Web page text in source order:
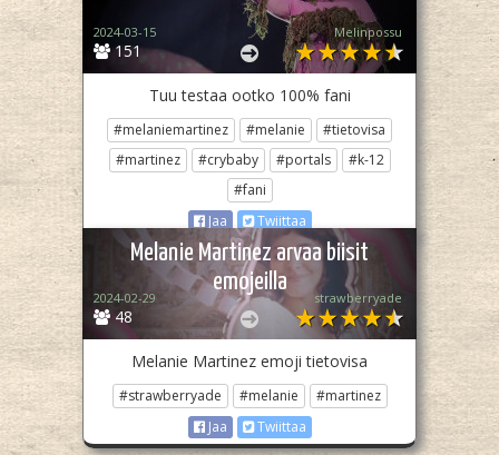
151
2024-03-15 Melinpossu
Tuu testaa ootko 100% fani
#melaniemartinez #melanie
#tietovisa
#martinez
#crybaby #portals
#k-12
#fani
Jaa
Twiittaa
Melanie Martinez arvaa biisit
emojeilla
48
2024-02-29 strawberryade
Melanie Martinez emoji tietovisa
#strawberryade #melanie
#martinez
Jaa
Twiittaa